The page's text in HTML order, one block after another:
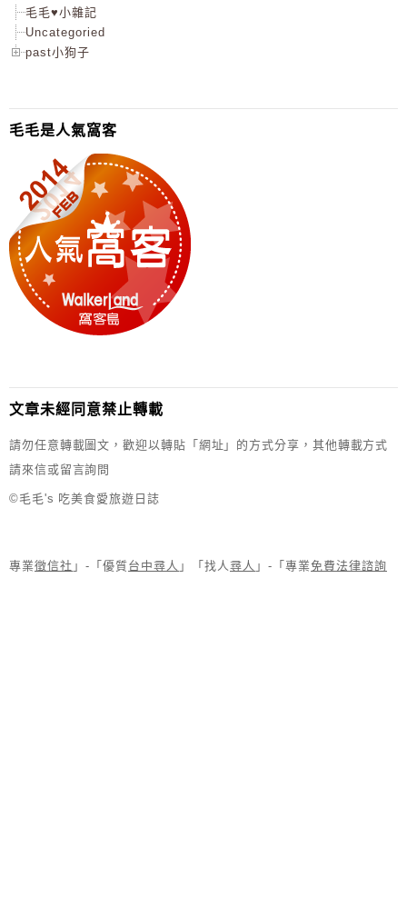
毛毛♥小雜記
Uncategoried
past小狗子
毛毛是人氣窩客
文章未經同意禁止轉載
請勿任意轉載圖文，歡迎以轉貼「網址」的方式分享，其他轉載方式
請來信或留言詢問
©毛毛's 吃美食愛旅遊日誌
專業徵信社 」-「優質台中尋人 」「找人 尋人 」-「專業免費法律諮詢